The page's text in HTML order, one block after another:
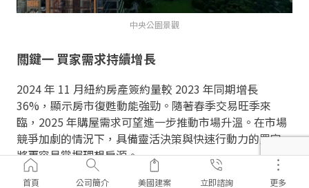
中央公園景觀
關鍵一 買家需求持續增長
2024 年 11 月紐約房產簽約量較 2023 年同期增長
36%，顯示房市復甦動能強勁。隨著春季交易旺季來
臨，2025 年購屋需求可望進一步推動市場升溫。在市場
競爭加劇的情況下，具備靈活決策與快速行動力的買家，
將更容易掌握理想房源。
首頁 公司簡介 美國建案 立即諮詢 更多